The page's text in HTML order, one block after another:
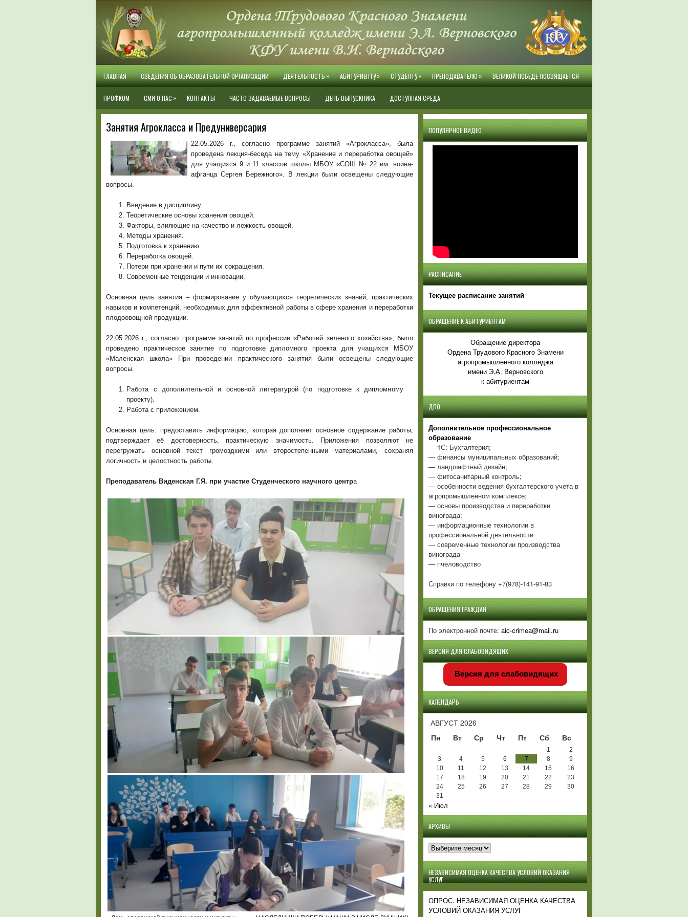
ГЛАВНАЯ СВЕДЕНИЯ ОБ ОБРАЗОВАТЕЛЬНОЙ ОРГАНИЗАЦИИ ДЕЯТЕЛЬНОСТЬ» АБИТУРИЕНТУ» СТУДЕНТУ» ПРЕПОДАВАТЕЛЮ» ВЕЛИКОЙ ПОБЕДЕ ПОСВЯЩАЕТСЯ
ПРОФКОМ СМИ О НАС » КОНТАКТЫ ЧАСТО ЗАДАВАЕМЫЕ ВОПРОСЫ ДЕНЬ ВЫПУСКНИКА ДОСТУПНАЯ СРЕДА
Занятия Агрокласса и Предуниверсария
22.05.2026 г., согласно программе занятий «Агрокласса», была
проведена лекция-беседа на тему «Хранение и переработка овощей»
для учащихся 9 и 11 классов школы МБОУ «СОШ № 22 им. воина-
афганца Сергея Бережного». В лекции были освещены следующие
вопросы.
Введение в дисциплину.
Теоретические основы хранения овощей.
Факторы, влияющие на качество и лежкость овощей.
Методы хранения.
Подготовка к хранению.
Переработка овощей.
Потери при хранении и пути их сокращения.
Современные тенденции и инновации.
Основная цель занятия – формирование у обучающихся теоретических знаний, практических
навыков и компетенций, необходимых для эффективной работы в сфере хранения и переработки
плодоовощной продукции.
22.05.2026 г., согласно программе занятий по профессии «Рабочий зеленого хозяйства», было
проведено практическое занятие по подготовке дипломного проекта для учащихся МБОУ
«Маленская школа» При проведении практического занятия были освещены следующие
вопросы.
Работа с дополнительной и основной литературой (по подготовке к дипломному
проекту).
Работа с приложением.
Основная цель: предоставить информацию, которая дополняет основное содержание работы,
подтверждает её достоверность, практическую значимость. Приложения позволяют не
перегружать основной текст громоздкими или второстепенными материалами, сохраняя
логичность и целостность работы.
Преподаватель Виденская Г.Я. при участие Студенческого научного центра
ПОПУЛЯРНОЕ ВИДЕО
РАСПИСАНИЕ
Текущее расписание занятий
ОБРАЩЕНИЕ К АБИТУРИЕНТАМ
Обращение директора
Ордена Трудового Красного Знамени
агропромышленного колледжа
имени Э.А. Верновского
к абитуриентам
ДПО
Дополнительное профессиональное
образование
— 1С: Бухгалтерия;
— финансы муниципальных образований;
— ландшафтный дизайн;
— фитосанитарный контроль;
— особенности ведения бухгалтерского учета в
агропромышленном комплексе;
— основы производства и переработки
винограда;
— информационные технологии в
профессиональной деятельности
— современные технологии производства
винограда
— пчеловодство
Справки по телефону +7(978)-141-91-83
ОБРАЩЕНИЯ ГРАЖДАН
По электронной почте: aic-crimea@mail.ru
ВЕРСИЯ ДЛЯ СЛАБОВИДЯЩИХ
Версия для слабовидящих
КАЛЕНДАРЬ
АВГУСТ 2026
Пн
Вт Ср Чт Пт Сб Вс
1
2
3
4 5 6 7 8
9
10
11 12 13 14 15
16
17
18 19 20 21 22
23
24
25 26 27 28 29
30
31
« Июл
АРХИВЫ
Архивы
НЕЗАВИСИМАЯ ОЦЕНКА КАЧЕСТВА УСЛОВИЙ ОКАЗАНИЯ
УСЛУГ
ОПРОС. НЕЗАВИСИМАЯ ОЦЕНКА КАЧЕСТВА
УСЛОВИЙ ОКАЗАНИЯ УСЛУГ